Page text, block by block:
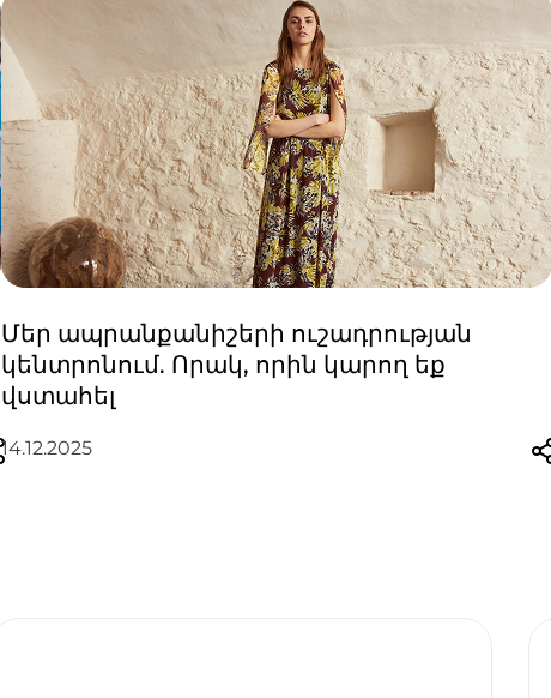
Մեր ապրանքանիշերի ուշադրության
կենտրոնում. Որակ, որին կարող եք
վստահել
14.12.2025